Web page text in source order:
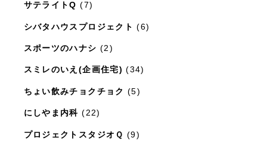
サテライトQ (7)
シバタハウスプロジェクト (6)
スポーツのハナシ (2)
スミレのいえ(企画住宅) (34)
ちょい飲みチョクチョク (5)
にしやま内科 (22)
プロジェクトスタジオＱ (9)